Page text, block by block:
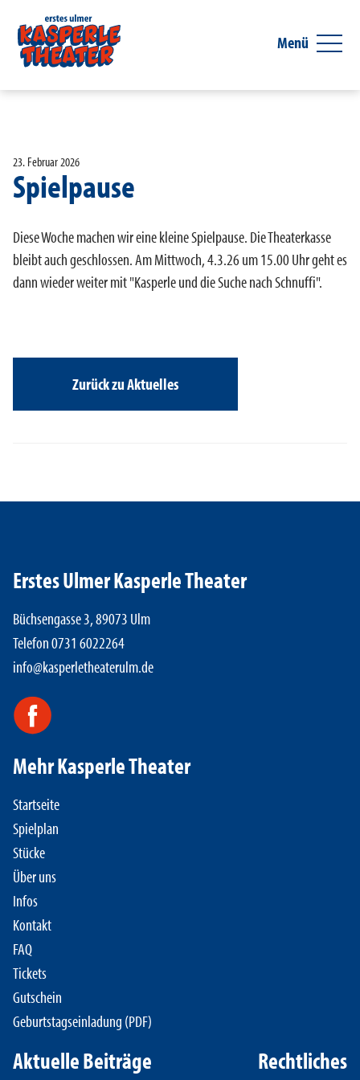
Menü
23. Februar 2026
Spielpause
Diese Woche machen wir eine kleine Spielpause. Die Theaterkasse
bleibt auch geschlossen. Am Mittwoch, 4.3.26 um 15.00 Uhr geht es
dann wieder weiter mit "Kasperle und die Suche nach Schnuffi".
Zurück zu Aktuelles
Erstes Ulmer Kasperle Theater
Büchsengasse 3, 89073 Ulm
Telefon 0731 6022264
info@kasperletheaterulm.de
Mehr Kasperle Theater
Startseite
Spielplan
Stücke
Über uns
Infos
Kontakt
FAQ
Tickets
Gutschein
Geburtstagseinladung (PDF)
Aktuelle Beiträge Rechtliches